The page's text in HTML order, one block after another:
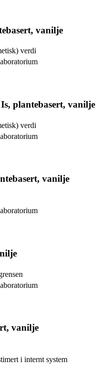
vanilje
verdi
plantebasert, vanilje
verdi
vanilje
vanilje
i internt system